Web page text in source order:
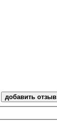
добавить отзыв